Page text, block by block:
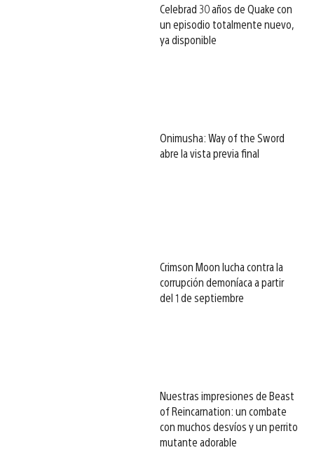
Celebrad 30 años de Quake con
un episodio totalmente nuevo,
ya disponible
Onimusha: Way of the Sword
abre la vista previa final
Crimson Moon lucha contra la
corrupción demoníaca a partir
del 1 de septiembre
Nuestras impresiones de Beast
of Reincarnation: un combate
con muchos desvíos y un perrito
mutante adorable